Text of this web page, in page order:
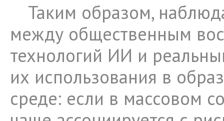
Таким образом,
между общественным
технологий ИИ и
их использования в
среде: если в массовом